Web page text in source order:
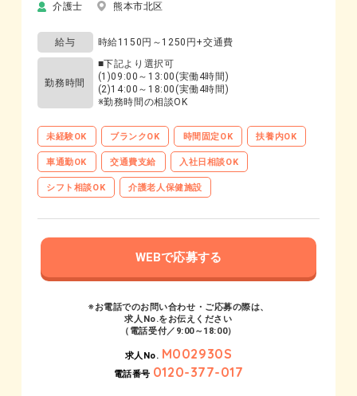
介護士 熊本市北区
給与 時給1150円～1250円+交通費
勤務時間
■下記より選択可
(1)09:00～13:00(実働4時間)
(2)14:00～18:00(実働4時間)
※勤務時間の相談OK
未経験OK ブランクOK 時間固定OK 扶養内OK
車通勤OK 交通費支給 入社日相談OK
シフト相談OK 介護老人保健施設
WEBで応募する
※お電話でのお問い合わせ・ご応募の際は、
求人No.をお伝えください
（電話受付／9:00～18:00）
求人No. M002930S
電話番号 0120-377-017